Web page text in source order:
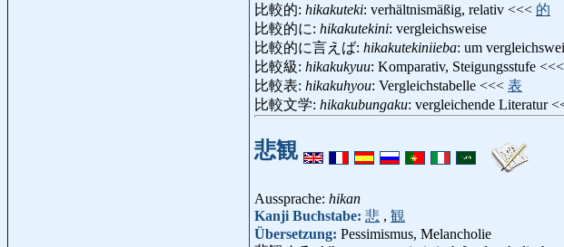
比較的: hikakuteki: verhältnismäßig, relativ <<< 的
比較的に: hikakutekini: vergleichsweise
比較的に言えば: hikakutekiniieba: um
比較級: hikakukyuu: Komparativ, Steigungsstufe <<<
比較表: hikakuhyou: Vergleichstabelle <<< 表
比較文学: hikakubungaku: vergleichende Literatur
悲観
Aussprache: hikan
Kanji Buchstabe: 悲 , 観
Übersetzung: Pessimismus, Melancholie